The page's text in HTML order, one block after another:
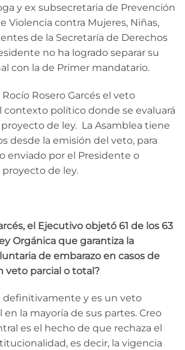
y ex subsecretaria de Prevención
Violencia contra Mujeres, Niñas,
de la Secretaría de Derechos
no ha logrado separar su
con la de Primer mandatario.
Rosero Garcés el veto
contexto político donde se evaluará
de ley. La Asamblea tiene
desde la emisión del veto, para
enviado por el Presidente o
de ley.
el Ejecutivo objetó 61 de los 63
Orgánica que garantiza la
de embarazo en casos de
veto parcial o total?
definitivamente y es un veto
la mayoría de sus partes. Creo
es el hecho de que rechaza el
es decir, la vigencia